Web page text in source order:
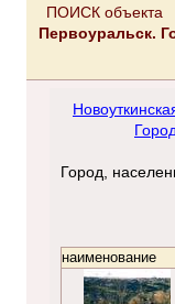
ПОИСК объекта
Первоуральск.
Город,
наименование